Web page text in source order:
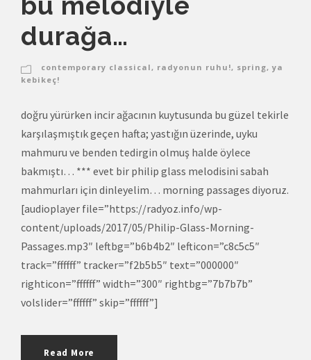
durağa…
contemporary classical, radyonun ruhu!, spring, ya
kebikeç!
doğru yürürken incir ağacının kuytusunda bu güzel tekirle
karşılaşmıştık geçen hafta; yastığın üzerinde, uyku
mahmuru ve benden tedirgin olmuş halde öylece
bakmıştı… *** evet bir philip glass melodisini sabah
mahmurları için dinleyelim… morning passages diyoruz.
[audioplayer file=”https://radyoz.info/wp-
content/uploads/2017/05/Philip-Glass-Morning-
Passages.mp3″ leftbg=”b6b4b2″ lefticon=”c8c5c5″
track=”ffffff” tracker=”f2b5b5″ text=”000000″
righticon=”ffffff” width=”300″ rightbg=”7b7b7b”
volslider=”ffffff” skip=”ffffff”]
Read More